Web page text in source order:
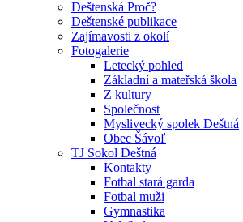
Deštenská Proč?
Deštenské publikace
Zajímavosti z okolí
Fotogalerie
Letecký pohled
Základní a mateřská škola
Z kultury
Společnost
Myslivecký spolek Deštná
Obec Šávoľ
TJ Sokol Deštná
Kontakty
Fotbal stará garda
Fotbal muži
Gymnastika